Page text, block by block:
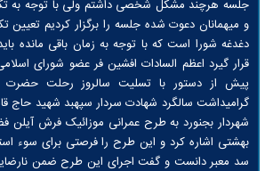
جلسه هرچند مشکل شخصی داشتم ولی با توجه به
و میهمانان دعوت شده جلسه را برگزار کردیم
دغدغه شورا است که با توجه به زمان باقی مانده
قرار گیرد اعظم السادات افشین فر عضو شورای
پیش از دستور با تسلیت سالروز رحلت
گرامیداشت سالگرد شهادت سردار سپهبد شهید حاج
شهردار بجنورد به طرح عمرانی موزائیک فرش آیلن
بهشتی اشاره کرد و این طرح را فرصتی برای سوء
سد معبر دانست و گفت اجرای این طرح ضمن